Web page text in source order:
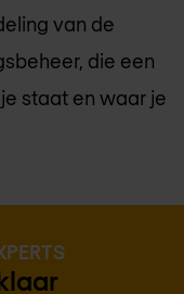
van de
die een
staat en waar je